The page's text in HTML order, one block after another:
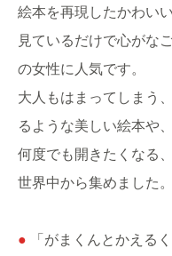
絵本を再現したかわい
見ているだけで心がな
の女性に人気です。
大人もはまってしまう
るような美しい絵本や、
何度でも開きたくなる
世界中から集めました。
● 「がまくんとかえる